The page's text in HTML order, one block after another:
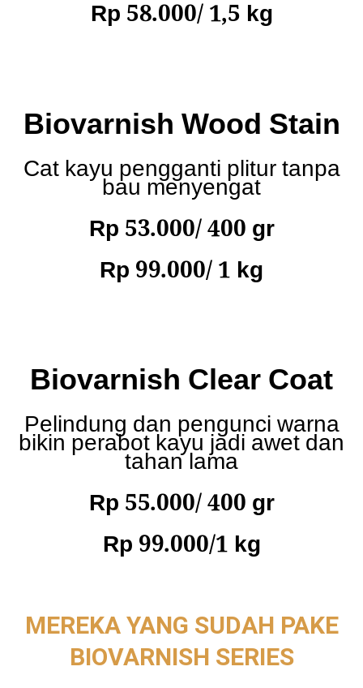
Rp 58.000/ 1,5 kg
Biovarnish Wood Stain
Cat kayu pengganti plitur tanpa
bau menyengat
Rp 53.000/ 400 gr
Rp 99.000/ 1 kg
Biovarnish Clear Coat
Pelindung dan pengunci warna
bikin perabot kayu jadi awet dan
tahan lama
Rp 55.000/ 400 gr
Rp 99.000/1 kg
MEREKA YANG SUDAH PAKE
BIOVARNISH SERIES